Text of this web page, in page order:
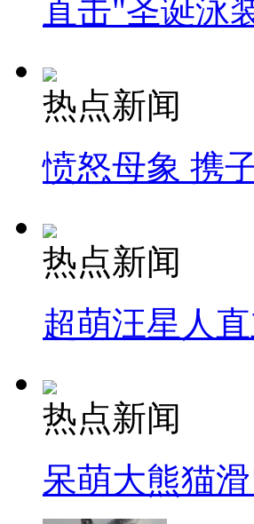
直击"圣诞泳
热点新闻
愤怒母象 携
热点新闻
超萌汪星人
热点新闻
呆萌大熊猫